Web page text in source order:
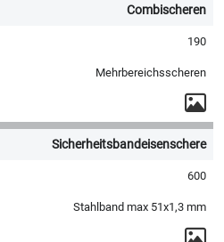
Combischeren
190
Mehrbereichsscheren
Sicherheitsbandeisenschere
600
Stahlband max 51x1,3 mm